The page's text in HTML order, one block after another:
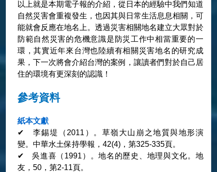
以上就是本期電子報的介紹，從日本的經驗中我們知道
自然災害會重複發生，也因其與日常生活息息相關，可
能就會反應在地名上。透過災害相關地名建立大眾對於
防範自然災害的危機意識是防災工作中相當重要的一
環，其實近年來台灣也陸續有相關災害地名的研究成
果，下一次將會介紹台灣的案例，讓讀者們對於自己居
住的環境有更深刻的認識！
參考資料
紙本文獻
✔ 李錫堤（2011）。草嶺大山崩之地質與地形演
變。中華水土保持學報，42(4)，第325-335頁。
✔ 吳進喜（1991）。地名的歷史、地理與文化。地
友，50，第2-11頁。